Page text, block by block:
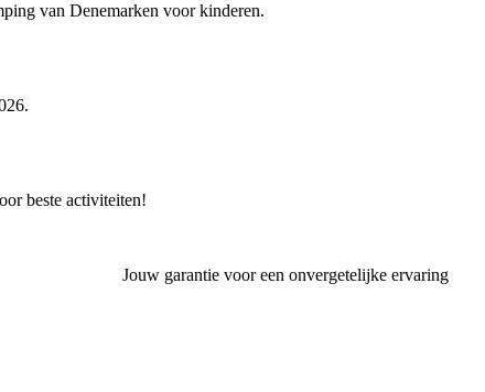
van Denemarken voor kinderen.
beste activiteiten!
Jouw garantie voor een onvergetelijke ervaring